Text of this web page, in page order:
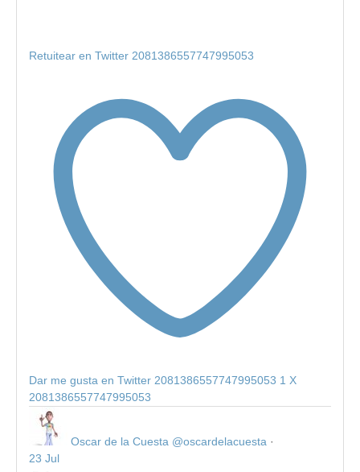
Retuitear en Twitter 2081386557747995053
Dar me gusta en Twitter 2081386557747995053 1 X
2081386557747995053
Oscar de la Cuesta @oscardelacuesta ·
23 Jul